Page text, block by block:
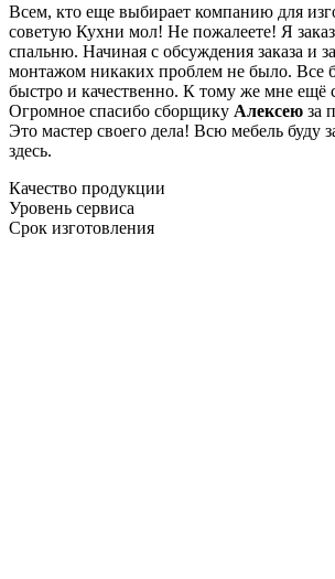
Всем, кто еще выбирает компанию для
советую Кухни мол! Не пожалеете! Я
спальню. Начиная с обсуждения заказа и
монтажом никаких проблем не было. Все
быстро и качественно. К тому же мне ещё
Огромное спасибо сборщику Алексею за
Это мастер своего дела! Всю мебель буду
здесь.
Качество продукции
Уровень сервиса
Срок изготовления